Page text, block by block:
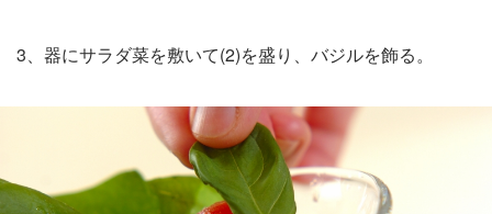
3、器にサラダ菜を敷いて(2)を盛り、バジルを飾る。